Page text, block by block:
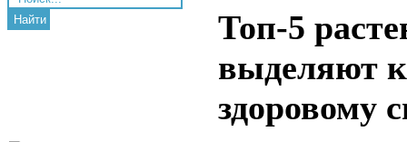
Найти
Топ-5
выделяют
здоровому